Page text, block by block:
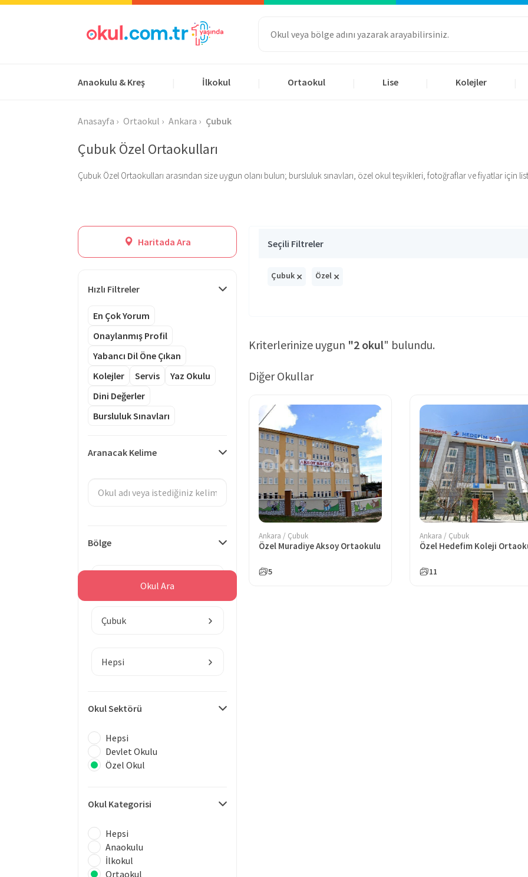
Anaokulu & Kreş İlkokul Ortaokul Lise Kolejler
Anasayfa Ortaokul Ankara Çubuk
Çubuk Özel Ortaokulları
Çubuk Özel Ortaokulları arasından size uygun olanı bulun; bursluluk sınavları, özel okul teşvikleri, fotoğraflar ve fiyatlar için
Haritada Ara
Hızlı Filtreler
En Çok Yorum
Onaylanmış Profil
Yabancı Dil Öne Çıkan
Kolejler
Servis
Yaz Okulu
Dini Değerler
Bursluluk Sınavları
Aranacak Kelime
Bölge
Çubuk
Hepsi
Okul Sektörü
Hepsi
Devlet Okulu
Özel Okul
Okul Kategorisi
Hepsi
Anaokulu
İlkokul
Ortaokul
Okul Ara
Seçili Filtreler
Çubuk × Özel ×
Kriterlerinize uygun "2 okul" bulundu.
Diğer Okullar
Ankara / Çubuk
Özel Muradiye Aksoy Ortaokulu
5
Ankara / Çubuk
Özel Hedefim Koleji
11